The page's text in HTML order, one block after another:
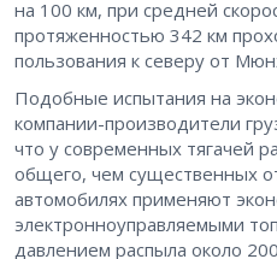
на 100 км, при средней
протяженностью 342 км
пользования к северу от
Подобные испытания на
компании-производители
что у современных тягачей
общего, чем существенных
автомобилях применяют
электронноуправляемыми
давлением распыла около